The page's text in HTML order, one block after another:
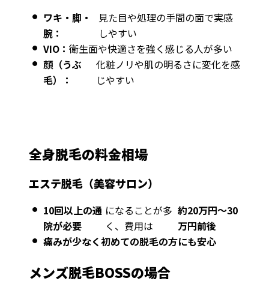
ワキ・脚・
腕：
見た目や処理の手間の面で実感
しやすい
VIO： 衛生面や快適さを強く感じる人が多い
顔（うぶ
毛）：
化粧ノリや肌の明るさに変化を感
じやすい
全身脱毛の料金相場
エステ脱毛（美容サロン）
10回以上の通
院が必要
になることが多
く、費用は
約20万円〜30
万円前後
痛みが少なく初めての脱毛の方にも安心
メンズ脱毛BOSSの場合